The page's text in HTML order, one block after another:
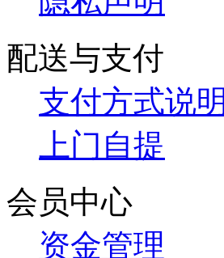
配送与支付
支付方式说明
上门自提
会员中心
资金管理